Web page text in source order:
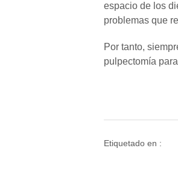
espacio de los
problemas que
Por tanto,
pulpectomía
Etiquetado en :